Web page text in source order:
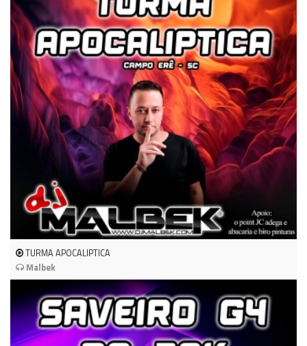
TURMA APOCALIPTICA
Malbek